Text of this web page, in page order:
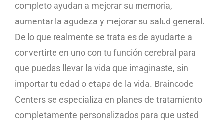
completo ayudan a mejorar su memoria,
aumentar la agudeza y mejorar su salud general.
De lo que realmente se trata es de ayudarte a
convertirte en uno con tu función cerebral para
que puedas llevar la vida que imaginaste, sin
importar tu edad o etapa de la vida. Braincode
Centers se especializa en planes de tratamiento
completamente personalizados para que usted